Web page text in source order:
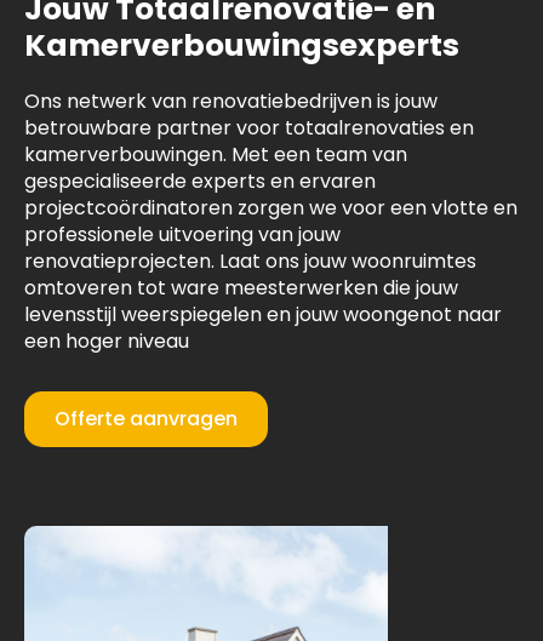
Jouw Totaalrenovatie- en
Kamerverbouwingsexperts
Ons netwerk van renovatiebedrijven is jouw
betrouwbare partner voor totaalrenovaties en
kamerverbouwingen. Met een team van
gespecialiseerde experts en ervaren
projectcoördinatoren zorgen we voor een vlotte en
professionele uitvoering van jouw
renovatieprojecten. Laat ons jouw woonruimtes
omtoveren tot ware meesterwerken die jouw
levensstijl weerspiegelen en jouw woongenot naar
een hoger niveau
Offerte aanvragen